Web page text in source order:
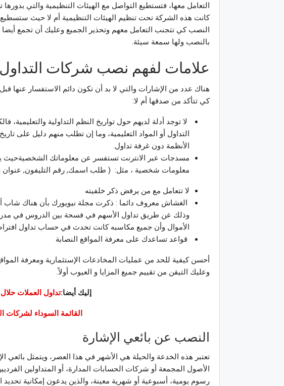
التعامل معها، فتستطيع التواصل مع الهيئات التنظيمية والتي
كانت هذه الشركة تحت تنظيم الهيئات التنظيمية أم لا حيث
النصب كي تتجنب التعامل معهم وتحذير الجميع وعليك أن تجمع
بالنصب ولها سمعة سيئة.
علامات لفهم نصب شركات التداول
هناك عدد من الإشارات والتي لا بد أن تكون دائم الاستفسار عنها
كي تتأكد من صدقها أم لا:
لا توجد أدلة لديهم حول تواريخ النظم التداولية والتعليمية،
التداول أو المواد التعليمية، وما إن تطلب منهم دليل على
الأنظمة دون غرفة تداول.
مسدجات عبر الانترنت تستفسر عن معلوماتك الشخصيةحيث
معلومات شخصية ، مثل: ( طلب اسمك, رقم التليفون, عنوان
لا تتعامل مع من يرفض ذكر خلفيته
الغشاش معروف دائما : ذكرت مجلة نيويورك بأن هناك شاب
وذلك عن طريق تداول الأسهم في فسحة بين الدروس في
الأموال وأن جميع مكاسبه كانت تحدث في حساب تداول
قواعد تساعدك على معرفة المواقع النصابة
أحسن كيفية للحد من عمليات المخادعات الإستثمارية ومعرفة
وعليك التيقن من تقييم جميع المزايا و العيوب أولاً.
إليك أيضا:تداول العملات
القائمة السوداء لشركات
النصب عن بائعي الإشارة
تعتبر هذه الخدعة والحيلة هي الأشهر في هذا العصر، ويتمثل بائعي
الأصول المجمعة أو شركات الحسابات المدارة، أو المتداولين
رسوم يومية، أسبوعية أو شهرية معينة، والذين يدعون إمكانية تحديد